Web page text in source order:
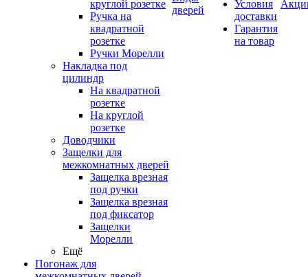
круглой розетке
Ручка на
квадратной
розетке
Ручки Морелли
Накладка под
цилиндр
На квадратной
розетке
На круглой
розетке
Доводчики
Защелки для
межкомнатных дверей
Защелка врезная
под ручки
Защелка врезная
под фиксатор
Защелки
Морелли
Ещё
Погонаж для
дверей
Условия
доставки
Гарантия
на товар